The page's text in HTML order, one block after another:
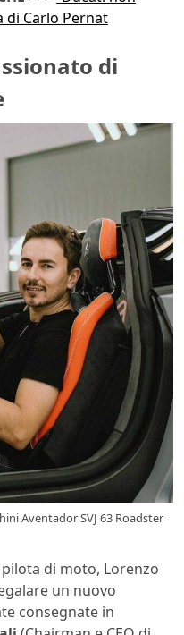
di Carlo Pernat
di
Aventador SVJ 63 Roadster
di moto, Lorenzo
un nuovo
consegnate in